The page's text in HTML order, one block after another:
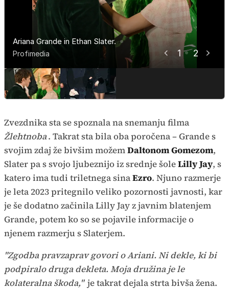
1 2
Ariana Grande in Ethan Slater.
Profimedia
Ariana Grande in Ethan Slater.
Profimedia
Zvezdnika sta se spoznala na snemanju filma
Žlehtnoba. Takrat sta bila oba poročena – Grande s
svojim zdaj že bivšim možemDaltonom Gomezom,
Slater pa s svojo ljubeznijo iz srednje šoleLilly Jay, s
katero ima tudi triletnega sinaEzro. Njuno razmerje
je leta 2023 pritegnilo veliko pozornosti javnosti, kar
je še dodatno začinila Lilly Jay z javnim blatenjem
Grande, potem ko so se pojavile informacije o
njenem razmerju s Slaterjem.
"Zgodba pravzaprav govori o Ariani. Ni dekle, ki bi
podpiralo druga dekleta. Moja družina je le
kolateralna škoda," je takrat dejala strta bivša žena.